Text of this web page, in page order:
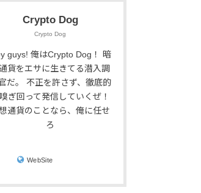
Crypto Dog
Crypto Dog
guys! 俺はCrypto Dog！ 暗
貨をエサに生きてる潜入調
だ。 不正を許さず、徹底的
ぎ回って発信していくぜ！
通貨のことなら、俺に任せ
ろ
WebSite